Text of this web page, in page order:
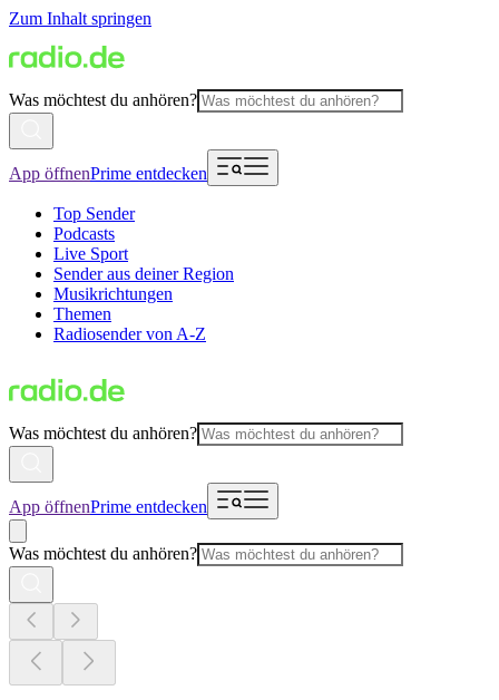
Zum Inhalt springen
Was möchtest du anhören?
App öffnenPrime entdecken
Top Sender
Podcasts
Live Sport
Sender aus deiner Region
Musikrichtungen
Themen
Radiosender von A-Z
Was möchtest du anhören?
App öffnenPrime entdecken
Was möchtest du anhören?